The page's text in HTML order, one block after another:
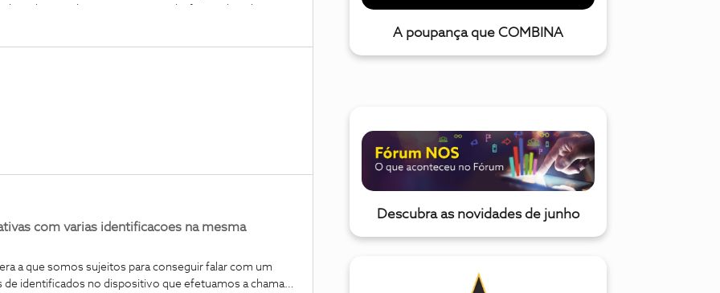
aplicação da nosnet, a opção de forwarding de
resolver isso?
com varias identificacoes na mesma
a que somos sujeitos para conseguir falar com um
identificados no dispositivo que efetuamos a chamada
A poupança que COMBINA
Descubra as novidades de junho